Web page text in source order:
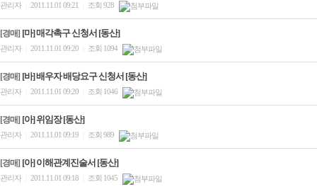
관리자 2011.11.01 09:21 조회 928
[경매] [마] 매각촉구 신청서 [동산]
관리자 2011.11.01 09:20 조회 1094
[경매] [바] 배우자 배당요구 신청서 [동산]
관리자 2011.11.01 09:20 조회 1046
[경매] [아] 위임장 [동산]
관리자 2011.11.01 09:19 조회 989
[경매] [아] 이해관계진술서 [동산]
관리자 2011.11.01 09:18 조회 1045